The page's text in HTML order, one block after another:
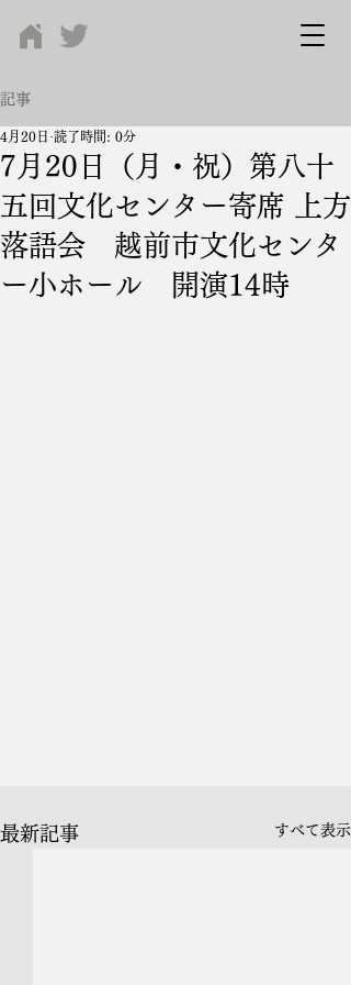
記事
7月20日（月・祝）第八十
五回文化センター寄席 上方
落語会 越前市文化センタ
ー小ホール 開演14時
4月20日 読了時間: 0分
最新記事 すべて表示